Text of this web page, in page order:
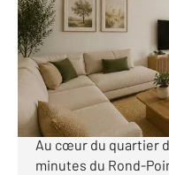
Appartement T3
197
NANTES -
secteur ! T3 avec
Au cœur du quartier
minutes du Rond-